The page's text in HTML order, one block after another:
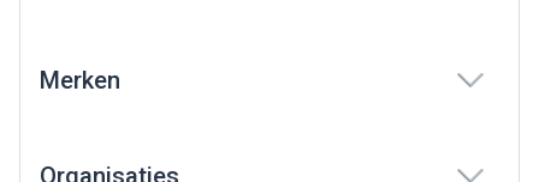
Merken
Organisaties